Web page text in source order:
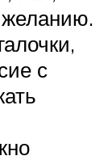
желанию.
с